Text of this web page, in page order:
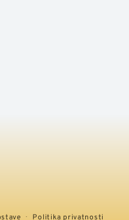
Politika privatnosti